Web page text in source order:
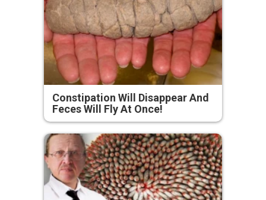
Constipation Will Disappear And
Feces Will Fly At Once!